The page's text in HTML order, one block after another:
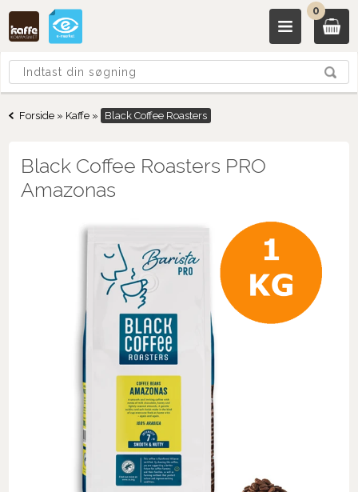
0
Forside » Kaffe » Black Coffee Roasters
Black Coffee Roasters PRO
Amazonas